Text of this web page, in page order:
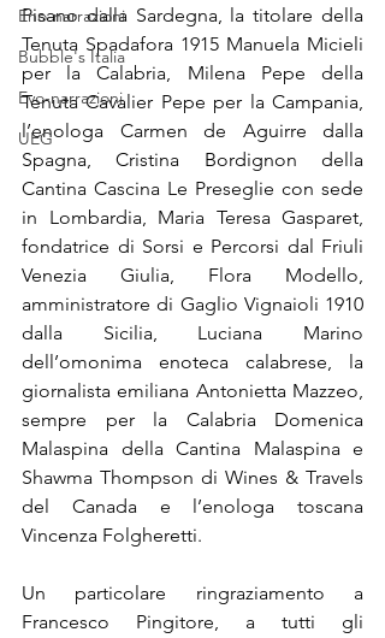
Eno-narrazioni
Bubble's Italia
Evo-narrazioni
UEG
Pisano dalla Sardegna, la titolare della
Tenuta Spadafora 1915 Manuela Micieli
per la Calabria, Milena Pepe della
Tenuta Cavalier Pepe per la Campania,
l’enologa Carmen de Aguirre dalla
Spagna, Cristina Bordignon della
Cantina Cascina Le Preseglie con sede
in Lombardia, Maria Teresa Gasparet,
fondatrice di Sorsi e Percorsi dal Friuli
Venezia Giulia, Flora Modello,
amministratore di Gaglio Vignaioli 1910
dalla Sicilia, Luciana Marino
dell’omonima enoteca calabrese, la
giornalista emiliana Antonietta Mazzeo,
sempre per la Calabria Domenica
Malaspina della Cantina Malaspina e
Shawma Thompson di Wines & Travels
del Canada e l’enologa toscana
Vincenza Folgheretti.
Un particolare ringraziamento a
Francesco Pingitore, a tutti gli